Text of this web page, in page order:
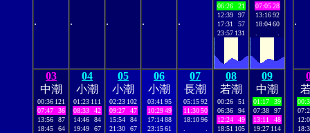
. . . . .
06:26
21
12:39
97
17:31
57
23:57 131
07:05 28
13:16 92
18:04 60
03
中潮
00:36 121
07:47
36
13:56
87
18:45
64
04
小潮
01:23 111
08:33
42
14:46
84
19:49
67
05
小潮
02:23 102
09:27
47
15:54
84
21:30
67
06
小潮
03:41 95
10:29 49
17:14 88
23:15 61
07
長潮
05:15 92
11:30 50
18:10 96
08
若潮
00:26
51
06:36
94
12:24
49
18:51 105
09
中潮
01:17
39
07:38
97
13:11
48
19:27 114
.